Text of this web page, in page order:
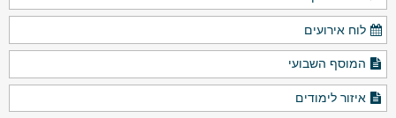
לוח אירועים
המוסף השבועי
איזור לימודים